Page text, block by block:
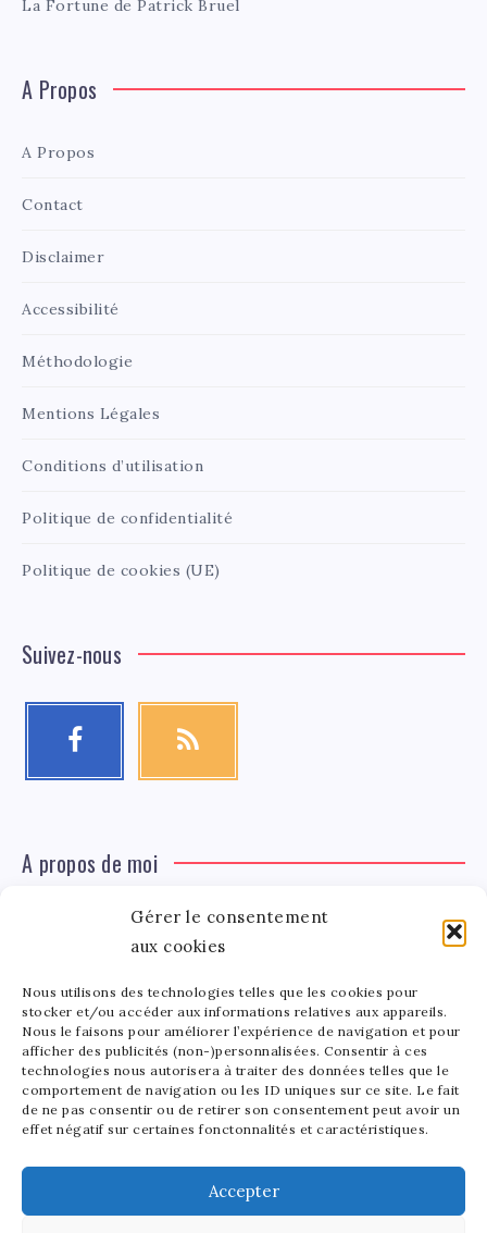
Gérer le consentement
aux cookies
Nous utilisons des technologies telles que les cookies pour
stocker et/ou accéder aux informations relatives aux appareils.
Nous le faisons pour améliorer l’expérience de navigation et pour
afficher des publicités (non-)personnalisées. Consentir à ces
technologies nous autorisera à traiter des données telles que le
comportement de navigation ou les ID uniques sur ce site. Le fait
de ne pas consentir ou de retirer son consentement peut avoir un
effet négatif sur certaines fonctonnalités et caractéristiques.
Accepter
La Fortune de Patrick Bruel
A Propos
A Propos
Contact
Disclaimer
Accessibilité
Méthodologie
Mentions Légales
Conditions d’utilisation
Politique de confidentialité
Politique de cookies (UE)
Suivez-nous
A propos de moi
Tinger
Léa Tinger
Fondatrice
Fondatrice de FortunedeStar.com, je fusionne ma
passion pour les cultures et l'économie des célébrités.
Entre la gestion de mon site et la poterie, je trouve le
bonheur dans l'équilibre de mes activités. Mère d'un
bout de chou de 5 ans, je partage avec lui l'amour de
l'art sous toutes ses formes.